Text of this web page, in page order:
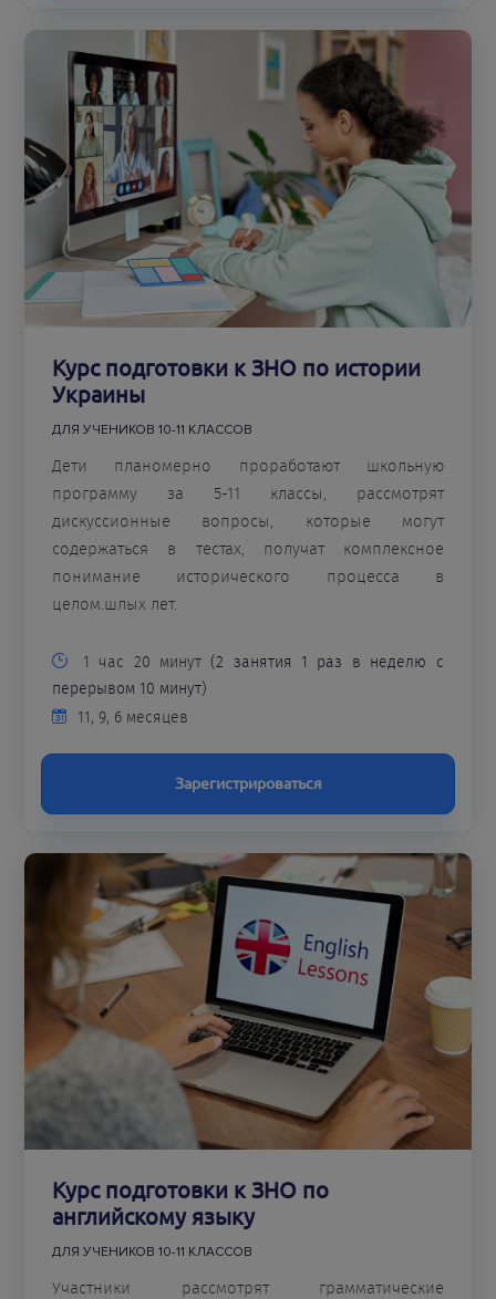
Курс подготовки к ЗНО по истории
Украины
ДЛЯ УЧЕНИКОВ 10-11 КЛАССОВ
Дети планомерно проработают школьную
программу за 5-11 классы, рассмотрят
дискуссионные вопросы, которые могут
содержаться в тестах, получат комплексное
понимание исторического процесса в
целом.шлых лет.
1 час 20 минут(2 занятия 1 раз в неделю с
перерывом 10 минут)
11, 9, 6 месяцев
Зарегистрироваться
Курс подготовки к ЗНО по
английскому языку
ДЛЯ УЧЕНИКОВ 10-11 КЛАССОВ
Участники рассмотрят грамматические